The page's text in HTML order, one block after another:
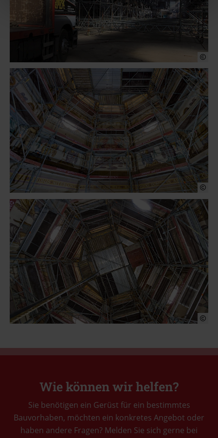
Wie können wir helfen?
Sie benötigen ein Gerüst für ein bestimmtes
Bauvorhaben, möchten ein konkretes Angebot oder
haben andere Fragen? Melden Sie sich gerne bei